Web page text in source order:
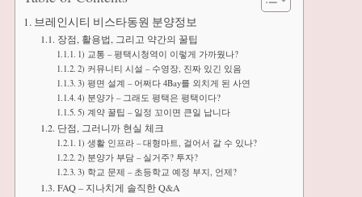
브레인시티 비스타동원 분양정보
장점, 활용법, 그리고 약간의 꿀팁
1) 교통 – 평택시청역이 이렇게 가까웠나?
2) 커뮤니티 시설 – 수영장, 진짜 있긴 있음
3) 평면 설계 – 어쩌다 4Bay를 외치게 된 사연
4) 분양가 – 그래도 평택은 평택이다?
5) 계약 꿀팁 – 일정 꼬이면 큰일 납니다
단점, 그러니까 현실 체크
1) 생활 인프라 – 대형마트, 걸어서 갈 수 있나?
2) 분양가 부담 – 실거주? 투자?
3) 학교 문제 – 초등학교 예정 부지, 언제?
FAQ – 지나치게 솔직한 Q&A